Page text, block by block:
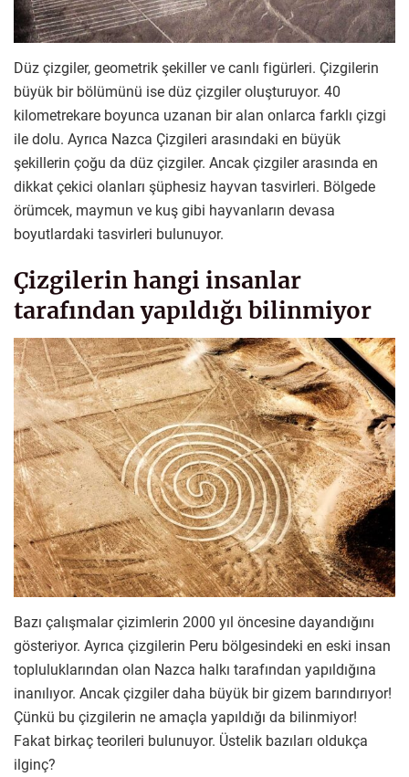
Düz çizgiler, geometrik şekiller ve canlı figürleri. Çizgilerin
büyük bir bölümünü ise düz çizgiler oluşturuyor. 40
kilometrekare boyunca uzanan bir alan onlarca farklı çizgi
ile dolu. Ayrıca Nazca Çizgileri arasındaki en büyük
şekillerin çoğu da düz çizgiler. Ancak çizgiler arasında en
dikkat çekici olanları şüphesiz hayvan tasvirleri. Bölgede
örümcek, maymun ve kuş gibi hayvanların devasa
boyutlardaki tasvirleri bulunuyor.
Çizgilerin hangi insanlar
tarafından yapıldığı bilinmiyor
Bazı çalışmalar çizimlerin 2000 yıl öncesine dayandığını
gösteriyor. Ayrıca çizgilerin Peru bölgesindeki en eski insan
topluluklarından olan Nazca halkı tarafından yapıldığına
inanılıyor. Ancak çizgiler daha büyük bir gizem barındırıyor!
Çünkü bu çizgilerin ne amaçla yapıldığı da bilinmiyor!
Fakat birkaç teorileri bulunuyor. Üstelik bazıları oldukça
ilginç?